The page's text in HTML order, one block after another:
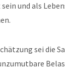
und als
sei die